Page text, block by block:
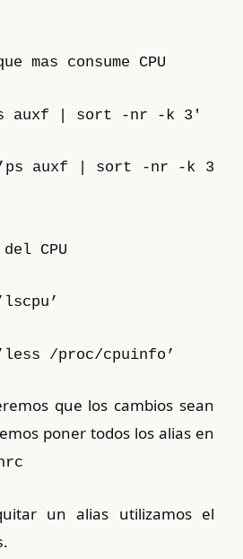
mas consume CPU
auxf | sort -nr -k 3′
auxf | sort -nr -k 3
CPU
/proc/cpuinfo’
que los cambios sean
poner todos los alias en
un alias utilizamos el
.